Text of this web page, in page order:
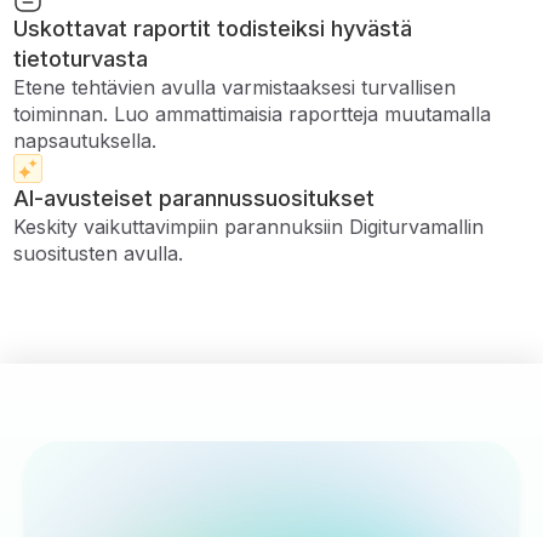
Uskottavat raportit todisteiksi hyvästä
tietoturvasta
Etene tehtävien avulla varmistaaksesi turvallisen
toiminnan. Luo ammattimaisia ​​raportteja muutamalla
napsautuksella.
AI-avusteiset parannussuositukset
Keskity vaikuttavimpiin parannuksiin Digiturvamallin
suositusten avulla.